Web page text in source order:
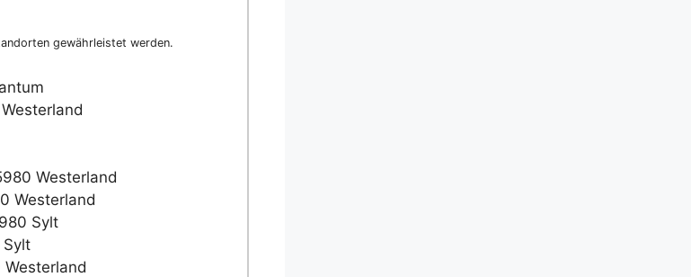
gewährleistet werden.
Westerland
Westerland
Sylt
Sylt
Westerland